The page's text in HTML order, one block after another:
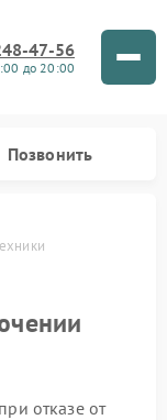
47-56
до 20:00
Позвонить
отказе от